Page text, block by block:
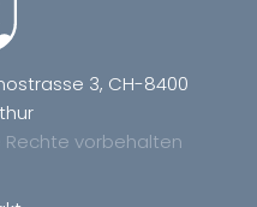
3, CH-8400
Rechte vorbehalten